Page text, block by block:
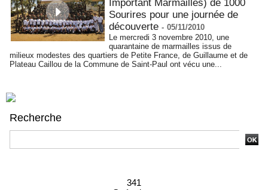
Important Marmailles) de 1000
Sourires pour une journée de
découverte - 05/11/2010
Le mercredi 3 novembre 2010, une
quarantaine de marmailles issus de
milieux modestes des quartiers de Petite France, de Guillaume et de
Plateau Caillou de la Commune de Saint-Paul ont vécu une...
Recherche
341